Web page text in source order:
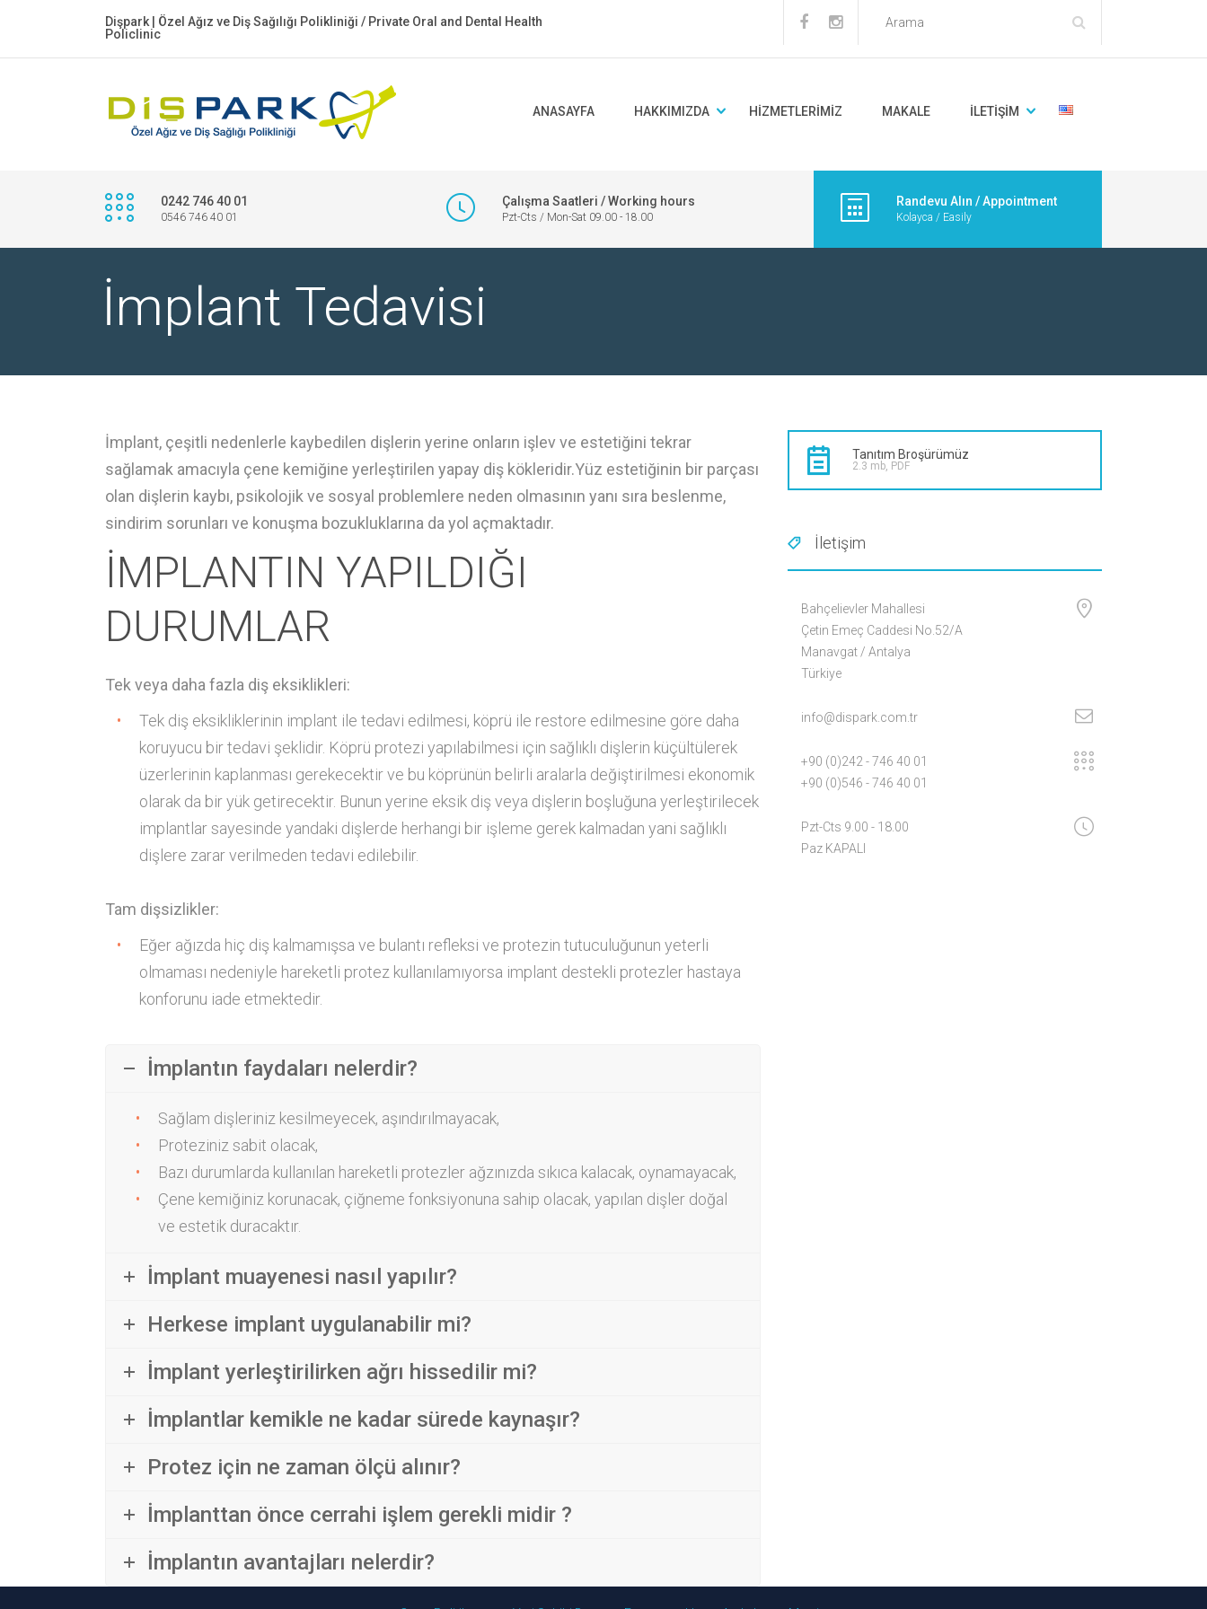
Dişpark | Özel Ağız ve Diş Sağılığı Polikliniği / Private Oral and Dental Health
Policlinic
ANASAYFA HAKKIMIZDA HIZMETLERIMIZ MAKALE İLETIŞIM
0242 746 40 01
0546 746 40 01
Çalışma Saatleri / Working hours
Pzt-Cts / Mon-Sat 09.00 - 18.00
Randevu Alın / Appointment
Kolayca / Easily
İmplant Tedavisi
İmplant, çeşitli nedenlerle kaybedilen dişlerin yerine onların işlev ve estetiğini tekrar
sağlamak amacıyla çene kemiğine yerleştirilen yapay diş kökleridir.Yüz estetiğinin bir parçası
olan dişlerin kaybı, psikolojik ve sosyal problemlere neden olmasının yanı sıra beslenme,
sindirim sorunları ve konuşma bozukluklarına da yol açmaktadır.
İMPLANTIN YAPILDIĞI
DURUMLAR
Tek veya daha fazla diş eksiklikleri:
Tek diş eksikliklerinin implant ile tedavi edilmesi, köprü ile restore edilmesine göre daha
koruyucu bir tedavi şeklidir. Köprü protezi yapılabilmesi için sağlıklı dişlerin küçültülerek
üzerlerinin kaplanması gerekecektir ve bu köprünün belirli aralarla değiştirilmesi ekonomik
olarak da bir yük getirecektir. Bunun yerine eksik diş veya dişlerin boşluğuna yerleştirilecek
implantlar sayesinde yandaki dişlerde herhangi bir işleme gerek kalmadan yani sağlıklı
dişlere zarar verilmeden tedavi edilebilir.
Tam dişsizlikler:
Eğer ağızda hiç diş kalmamışsa ve bulantı refleksi ve protezin tutuculuğunun yeterli
olmaması nedeniyle hareketli protez kullanılamıyorsa implant destekli protezler hastaya
konforunu iade etmektedir.
İmplantın faydaları nelerdir?
Sağlam dişleriniz kesilmeyecek, aşındırılmayacak,
Proteziniz sabit olacak,
Bazı durumlarda kullanılan hareketli protezler ağzınızda sıkıca kalacak, oynamayacak,
Çene kemiğiniz korunacak, çiğneme fonksiyonuna sahip olacak, yapılan dişler doğal
ve estetik duracaktır.
İmplant muayenesi nasıl yapılır?
Herkese implant uygulanabilir mi?
İmplant yerleştirilirken ağrı hissedilir mi?
İmplantlar kemikle ne kadar sürede kaynaşır?
Protez için ne zaman ölçü alınır?
İmplanttan önce cerrahi işlem gerekli midir ?
İmplantın avantajları nelerdir?
Tanıtım Broşürümüz
2.3 mb, PDF
İletişim
Bahçelievler Mahallesi
Çetin Emeç Caddesi No.52/A
Manavgat / Antalya
Türkiye
info@dispark.com.tr
+90 (0)242 - 746 40 01
+90 (0)546 - 746 40 01
Pzt-Cts 9.00 - 18.00
Paz KAPALI